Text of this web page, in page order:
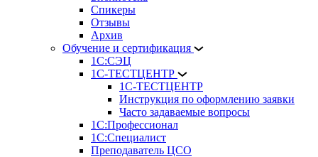
Спикеры
Отзывы
Архив
Обучение и сертификация
1С:СЭЦ
1С-ТЕСТЦЕНТР
1С-ТЕСТЦЕНТР
Инструкция по оформлению заявки
Часто задаваемые вопросы
1С:Профессионал
1С:Специалист
Преподаватель ЦСО